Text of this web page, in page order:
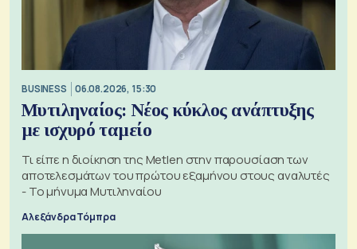
BUSINESS 06.08.2026, 15:30
Μυτιληναίος: Νέος κύκλος ανάπτυξης
με ισχυρό ταμείο
Τι είπε η διοίκηση της Metlen στην παρουσίαση των
αποτελεσμάτων του πρώτου εξαμήνου στους αναλυτές
- Το μήνυμα Μυτιληναίου
Αλεξάνδρα Τόμπρα